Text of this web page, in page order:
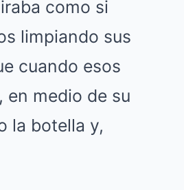
como si
limpiando sus
cuando esos
en medio de su
la botella y,